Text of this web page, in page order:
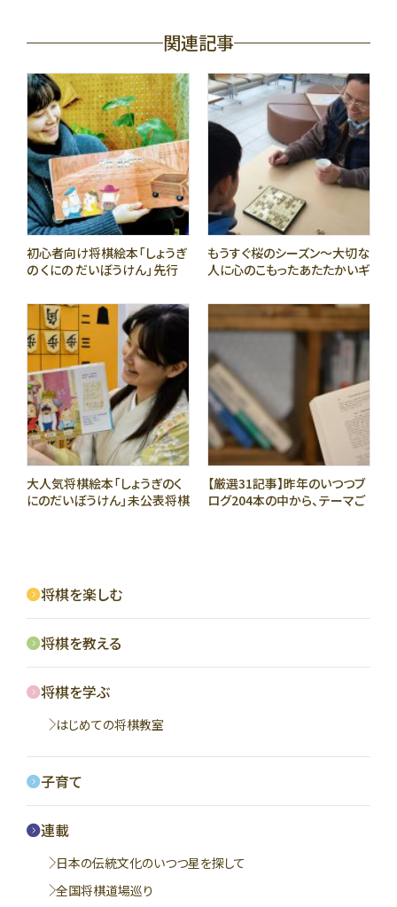
関連記事
初心者向け将棋絵本「しょうぎ
の くにの だいぼうけん」先行
もうすぐ桜のシーズン〜大切な
人に心のこもったあたたかいギ
大人気将棋絵本「しょうぎのく
にのだいぼうけん」未公表将棋
【厳選31記事】昨年のいつつブ
ログ204本の中から、テーマご
将棋を楽しむ
将棋を教える
将棋を学ぶ
はじめての将棋教室
子育て
連載
日本の伝統文化のいつつ星を探して
全国将棋道場巡り